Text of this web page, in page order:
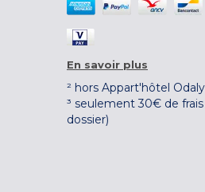
En savoir plus
² hors Appart'hôtel
³ seulement 30€ de frais
dossier)